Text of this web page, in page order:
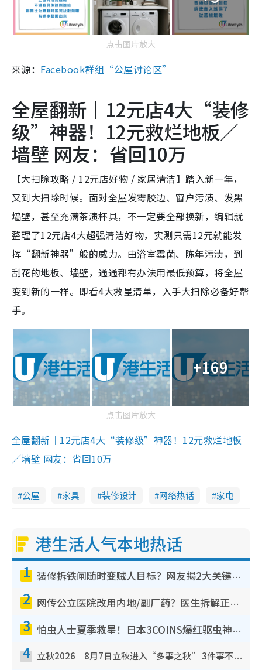
点击图片放大
来源： Facebook群组“公屋讨论区”
全屋翻新｜12元店4大“装修
级”神器！12元救烂地板／
墙壁 网友：省回10万
【大扫除攻略 / 12元店好物 / 家居清洁】踏入新一年，
又到大扫除时候。面对全屋发霉胶边、窗户污渍、发黑
墙壁，甚至充满茶渍杯具，不一定要全部换新，编辑就
整理了12元店4大超强清洁好物，实测只需12元就能发
挥“翻新神器”般的威力。由浴室霉菌、陈年污渍，到
刮花的地板、墙壁，通通都有办法用最低预算，将全屋
变到新的一样。即看4大救星清单，入手大扫除必备好帮
手。
+169
点击图片放大
全屋翻新｜12元店4大“装修级”神器！12元救烂地板
／墙壁 网友：省回10万
公屋 家具 装修设计 网络热话 家电
港生活人气本地热话
1 装修拆铁闸随时变贼人目标？网友揭2大关键用途：装新款等于白装？附新旧铁闸分别
2 网传公立医院改用内地/副厂药？医生拆解正副厂分别，揭4类人换药随时出事
3 怕虫人士夏季救星！日本3COINS爆红驱虫神器$45起 1招“全程免触碰”轻松搞定小强
4 立秋2026｜8月7日立秋进入“多事之秋” 3件事不可做！专家教6招开运 清杂物／钱包纳气接好运